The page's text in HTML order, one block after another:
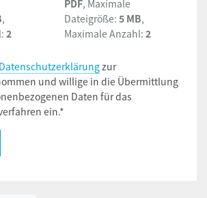
,
2
PDF, Maximale
Dateigröße: 5 MB,
Maximale Anzahl: 2
Datenschutzerklärung zur
und willige in die Übermittlung
Daten für das
ein.*